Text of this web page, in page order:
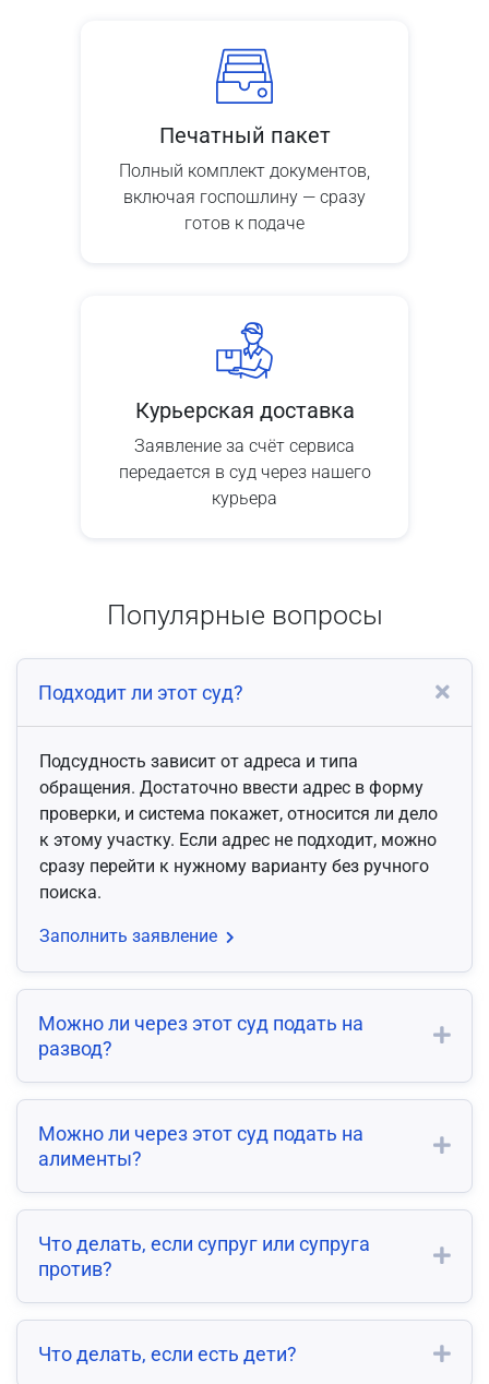
Печатный пакет
Полный комплект документов,
включая госпошлину — сразу
готов к подаче
Курьерская доставка
Заявление за счёт сервиса
передается в суд через нашего
курьера
Популярные вопросы
Подходит ли этот суд?
Подсудность зависит от адреса и типа
обращения. Достаточно ввести адрес в форму
проверки, и система покажет, относится ли дело
к этому участку. Если адрес не подходит, можно
сразу перейти к нужному варианту без ручного
поиска.
Заполнить заявление
Можно ли через этот суд подать на
развод?
Можно ли через этот суд подать на
алименты?
Что делать, если супруг или супруга
против?
Что делать, если есть дети?